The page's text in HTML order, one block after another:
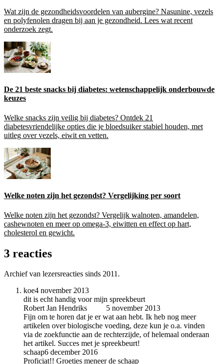
Wat zijn de gezondheidsvoordelen van aubergine? Nasunine, vezels
en polyfenolen dragen bij aan je gezondheid. Lees wat recent
onderzoek zegt.
De 21 beste snacks bij diabetes: wetenschappelijk onderbouwde
keuzes
Welke snacks zijn veilig bij diabetes? Ontdek 21
diabetesvriendelijke opties die je bloedsuiker stabiel houden, met
uitleg over vezels, eiwit en vetten.
Welke noten zijn het gezondst? Vergelijking per soort
Welke noten zijn het gezondst? Vergelijk walnoten, amandelen,
cashewnoten en meer op omega-3, eiwitten en effect op hart,
cholesterol en gewicht.
3 reacties
Archief van lezersreacties sinds 2011.
koe4 november 2013
dit is echt handig voor mijn spreekbeurt
Robert Jan Hendriks
5 november 2013
Fijn om te horen dat je er wat aan hebt. Ik heb nog meer
artikelen over biologische voeding, deze kun je o.a. vinden
via de zoekfunctie aan de rechterzijde, of helemaal onderaan
het artikel. Succes met je spreekbeurt!
schaap6 december 2016
Proficiat!! Groetjes meneer de schaap